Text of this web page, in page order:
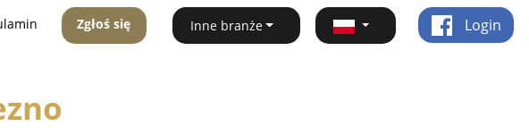
Zgłoś się Inne branże Login